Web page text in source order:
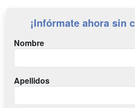
¡Infórmate ahora sin
Nombre
Apellidos